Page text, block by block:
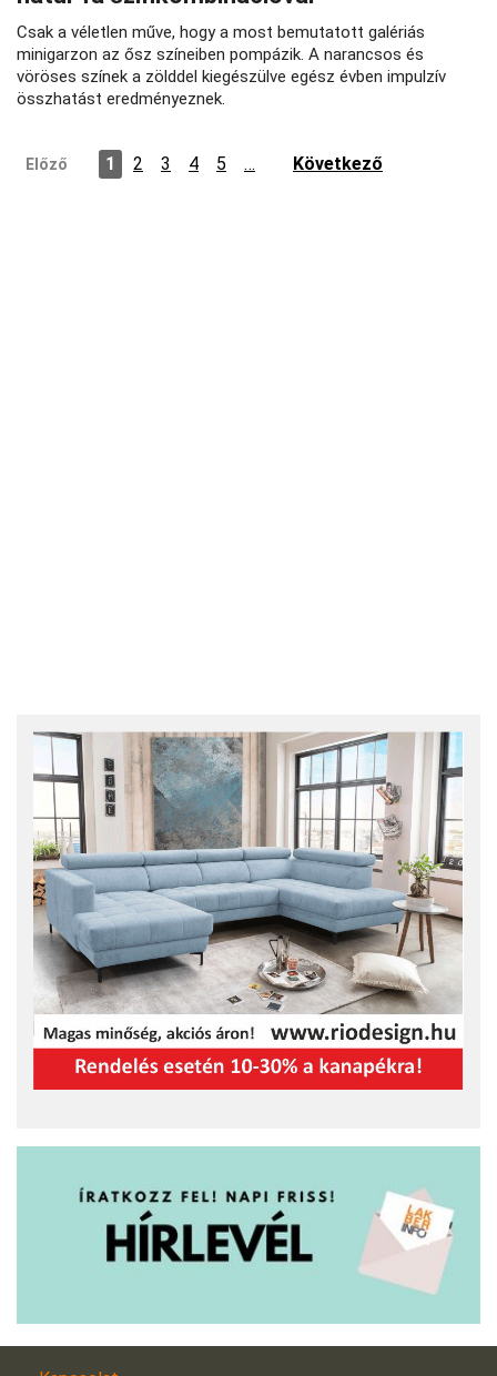
Csak a véletlen műve, hogy a most bemutatott galériás
minigarzon az ősz színeiben pompázik. A narancsos és
vöröses színek a zölddel kiegészülve egész évben impulzív
összhatást eredményeznek.
Előző 1 2 3 4 5 … Következő